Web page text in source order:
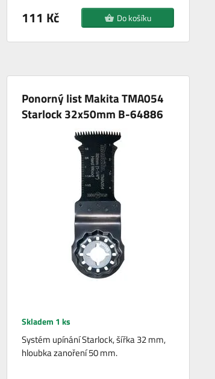
111 Kč Do košíku
Ponorný list Makita TMA054
Starlock 32x50mm B-64886
Skladem 1 ks
Systém upínání Starlock, šířka 32 mm,
hloubka zanoření 50 mm.